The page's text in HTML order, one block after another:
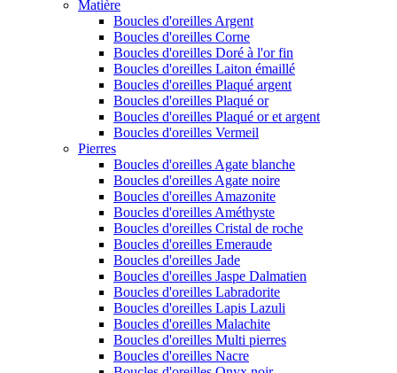
Matière
Boucles d'oreilles Argent
Boucles d'oreilles Corne
Boucles d'oreilles Doré à l'or fin
Boucles d'oreilles Laiton émaillé
Boucles d'oreilles Plaqué argent
Boucles d'oreilles Plaqué or
Boucles d'oreilles Plaqué or et argent
Boucles d'oreilles Vermeil
Pierres
Boucles d'oreilles Agate blanche
Boucles d'oreilles Agate noire
Boucles d'oreilles Amazonite
Boucles d'oreilles Améthyste
Boucles d'oreilles Cristal de roche
Boucles d'oreilles Emeraude
Boucles d'oreilles Jade
Boucles d'oreilles Jaspe Dalmatien
Boucles d'oreilles Labradorite
Boucles d'oreilles Lapis Lazuli
Boucles d'oreilles Malachite
Boucles d'oreilles Multi pierres
Boucles d'oreilles Nacre